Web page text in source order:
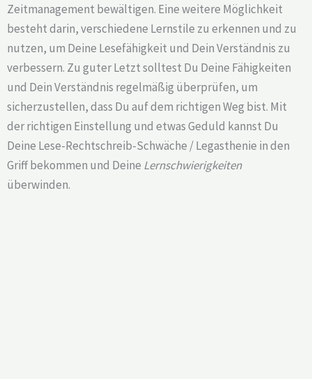
Zeitmanagement bewältigen. Eine weitere Möglichkeit
besteht darin, verschiedene Lernstile zu erkennen und zu
nutzen, um Deine Lesefähigkeit und Dein Verständnis zu
verbessern. Zu guter Letzt solltest Du Deine Fähigkeiten
und Dein Verständnis regelmäßig überprüfen, um
sicherzustellen, dass Du auf dem richtigen Weg bist. Mit
der richtigen Einstellung und etwas Geduld kannst Du
Deine Lese-Rechtschreib-Schwäche / Legasthenie in den
Griff bekommen und Deine Lernschwierigkeiten
überwinden.